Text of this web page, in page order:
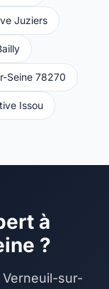
Juziers
Seine 78270
Issou
à
?
sur-